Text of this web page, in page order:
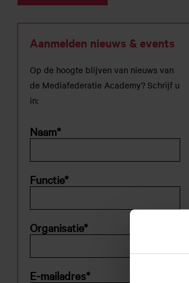
Aanmelden nieuws & events
Op de hoogte blijven van nieuws van
de Mediafederatie Academy? Schrijf u
in:
Naam*
Functie*
Organisatie*
E-mailadres*